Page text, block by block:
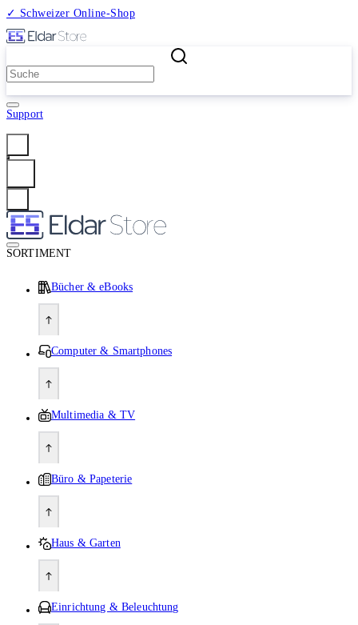
✓ Schweizer Online-Shop
Support
SORTIMENT
Bücher & eBooks
Computer & Smartphones
Multimedia & TV
Büro & Papeterie
Haus & Garten
Einrichtung & Beleuchtung